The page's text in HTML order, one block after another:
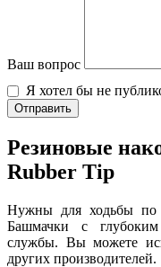
Ваш вопрос
Я хотел бы не
Отправить
Резиновые
Rubber Tip
Нужны для ходьбы по
Башмачки с
службы. Вы можете
других производителей.